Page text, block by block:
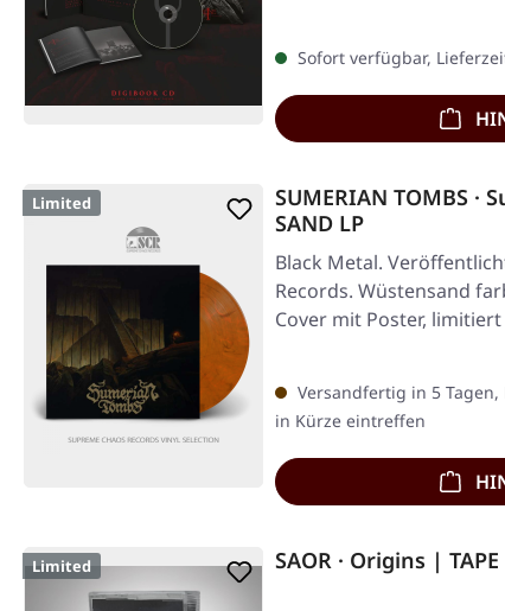
Sofort verfügbar,
Limited
SUMERIAN TOMBS ·
SAND LP
Black Metal.
Records. Wüstensand
Cover mit Poster,
Versandfertig in 5
in Kürze eintreffen
Limited SAOR · Origins | TAPE